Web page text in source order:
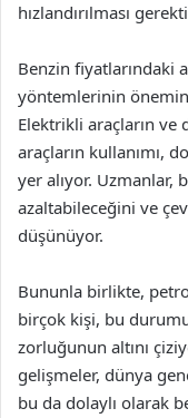
hızlandırılması
Benzin fiyatlarındaki
yöntemlerinin
Elektrikli araçların ve
araçların kullanımı,
yer alıyor. Uzmanlar,
azaltabileceğini ve
düşünüyor.
Bununla birlikte,
birçok kişi, bu
zorluğunun altını
gelişmeler, dünya
bu da dolaylı olarak